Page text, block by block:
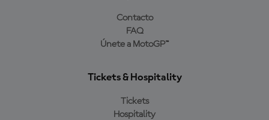
Contacto
FAQ
Únete a MotoGP™
Tickets & Hospitality
Tickets
Hospitality